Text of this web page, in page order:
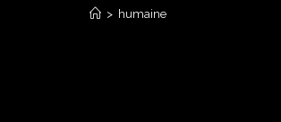
> humaine